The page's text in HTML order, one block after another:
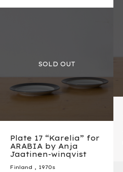
Plate 17 “Karelia” for
ARABIA by Anja
Jaatinen-winqvist
Finland , 1970s